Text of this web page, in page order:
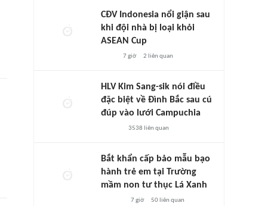
CĐV Indonesia nổi giận sau
khi đội nhà bị loại khỏi
ASEAN Cup
7 giờ 2 liên quan
HLV Kim Sang-sik nói điều
đặc biệt về Đình Bắc sau cú
đúp vào lưới Campuchia
3538 liên quan
Bắt khẩn cấp bảo mẫu bạo
hành trẻ em tại Trường
mầm non tư thục Lá Xanh
7 giờ 50 liên quan